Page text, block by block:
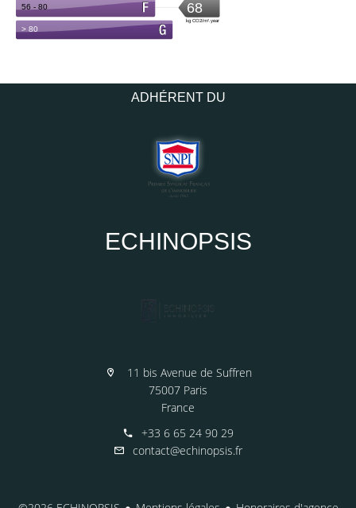
ADHÉRENT DU
ECHINOPSIS
11 bis Avenue de Suffren
75007 Paris
France
+33 6 65 24 90 29
contact@echinopsis.fr